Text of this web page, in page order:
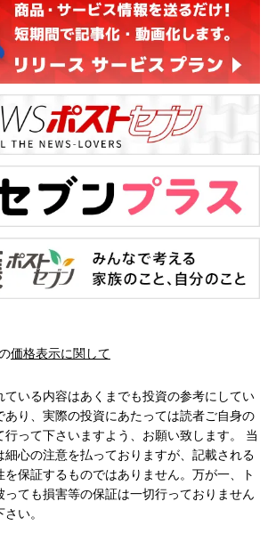
価格表示に関して
ている内容はあくまでも投資の参考にしてい
あり、実際の投資にあたっては読者ご自身の
行って下さいますよう、お願い致します。 当
細心の注意を払っておりますが、記載される
保証するものではありません。万が一、ト
っても損害等の保証は一切行っておりません
い。